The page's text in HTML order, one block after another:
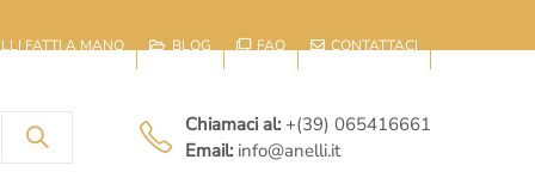
FATTI A MANO BLOG FAQ CONTATTACI
Chiamaci al: +(39) 065416661
Email: info@anelli.it